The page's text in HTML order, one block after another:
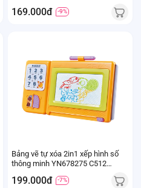
169.000đ -9%
Bảng vẽ tự xóa 2in1 xếp hình số
thông minh YN678275 C512
199.000đ -7%